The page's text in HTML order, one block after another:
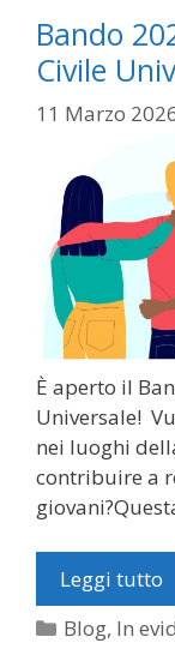
Bando
Civile
11 Marzo
È aperto il
Universale!
nei luoghi
contribuire a
Leggi tutto
Categorie
Blog, In